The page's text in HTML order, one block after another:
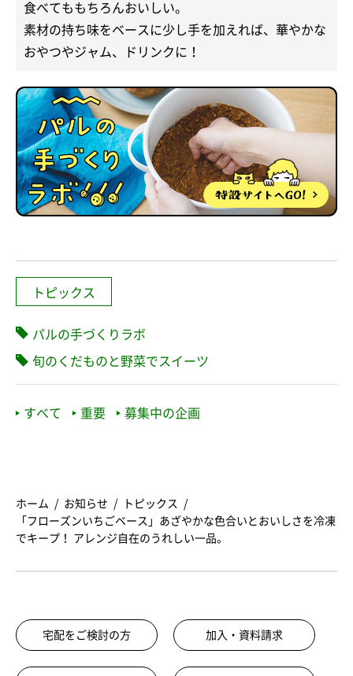
食べてももちろんおいしい。
素材の持ち味をベースに少し手を加えれば、華やかな
おやつやジャム、ドリンクに！
トピックス
パルの手づくりラボ
旬のくだものと野菜でスイーツ
すべて 重要 募集中の企画
ホーム お知らせ
トピックス
「フローズンいちごベース」あざやかな色合いとおいしさを冷凍
でキープ！ アレンジ自在のうれしい一品。
宅配をご検討の方 加入・資料請求